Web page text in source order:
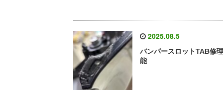
2025.08.5
バンパースロットTAB修
能